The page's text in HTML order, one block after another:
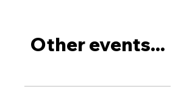
Other events...